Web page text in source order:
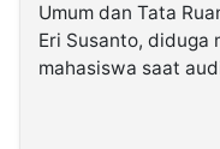
Kabarbaru.co
Umum dan Tata
Eri Susanto, diduga
mahasiswa saat